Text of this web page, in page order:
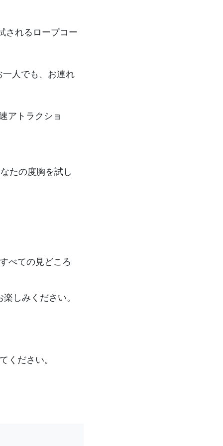
されるロープコー
人でも、お連れ
アトラクショ
たの度胸を試し
べての見どころ
しみください。
ください。